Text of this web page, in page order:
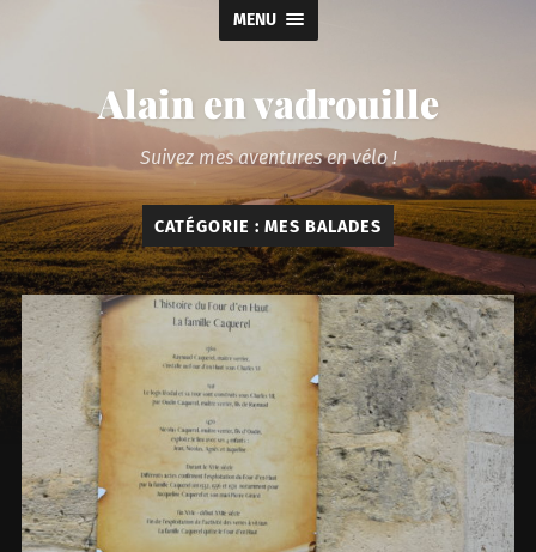
MENU
Alain en vadrouille
Suivez mes aventures en vélo !
CATÉGORIE : MES BALADES